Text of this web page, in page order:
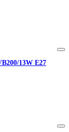
13W Е27